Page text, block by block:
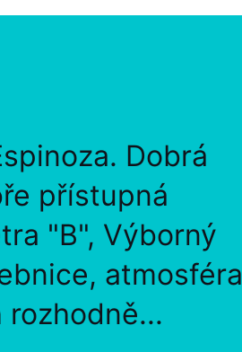
Dobrá
přístupná
"B", Výborný
atmosféra